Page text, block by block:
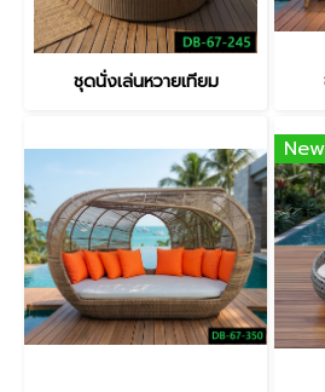
ชุดนั่งเล่นหวายเทียม
New